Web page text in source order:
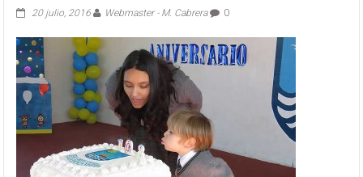
20 julio, 2016 Webmaster - M. Cabrera 0